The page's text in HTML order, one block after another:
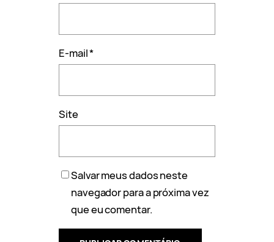
E-mail*
Site
Salvar meus dados neste
navegador para a próxima vez
que eu comentar.